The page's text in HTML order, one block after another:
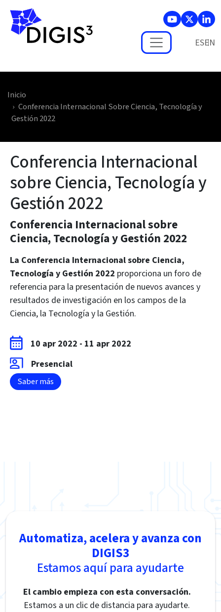
Skip to main content
ES
Inicio
Conferencia Internacional Sobre Ciencia, Tecnología y
Gestión 2022
Conferencia Internacional
sobre Ciencia, Tecnología y
Gestión 2022
Conferencia Internacional sobre
Ciencia, Tecnología y Gestión 2022
La Conferencia Internacional sobre Ciencia,
Tecnología y Gestión 2022 proporciona un foro de
referencia para la presentación de nuevos avances y
resultados de investigación en los campos de la
Ciencia, la Tecnología y la Gestión.
10 apr 2022 - 11 apr 2022
Presencial
Saber más
Automatiza, acelera y avanza con
DIGIS3
Estamos aquí para ayudarte
El cambio empieza con esta conversación.
Estamos a un clic de distancia para ayudarte.